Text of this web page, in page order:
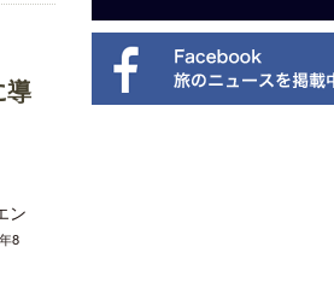
導
ン
8